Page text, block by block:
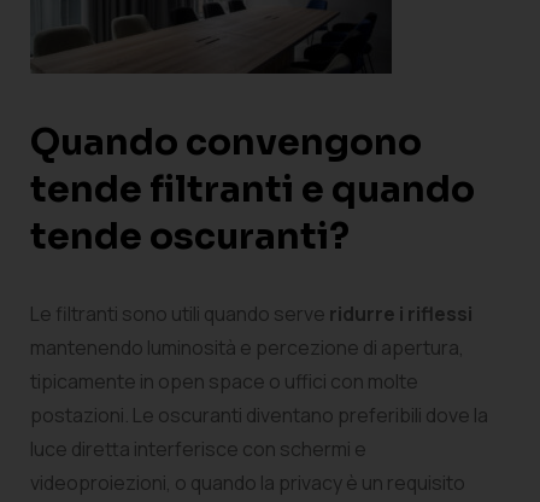
Quando convengono
tende filtranti e quando
tende oscuranti?
Le filtranti sono utili quando serve ridurre i riflessi
mantenendo luminosità e percezione di apertura,
tipicamente in open space o uffici con molte
postazioni. Le oscuranti diventano preferibili dove la
luce diretta interferisce con schermi e
videoproiezioni, o quando la privacy è un requisito